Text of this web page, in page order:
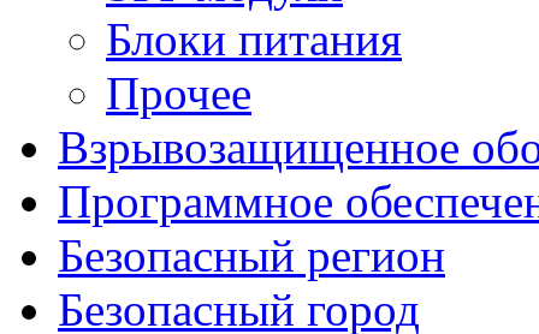
Блоки питания
Прочее
Взрывозащищенное
Программное
Безопасный регион
Безопасный город